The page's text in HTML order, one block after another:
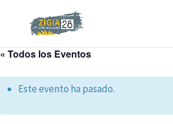
« Todos los Eventos
Este evento ha pasado.